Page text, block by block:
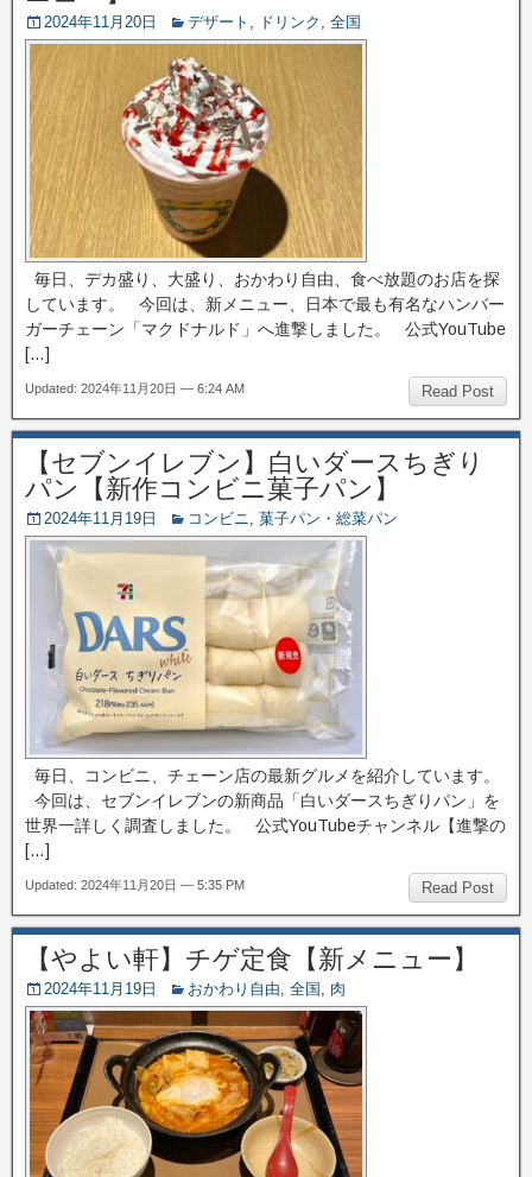
2024年11月20日 デザート , ドリンク , 全国
毎日、デカ盛り、大盛り、おかわり自由、食べ放題のお店を探
しています。 今回は、新メニュー、日本で最も有名なハンバー
ガーチェーン「マクドナルド」へ進撃しました。 公式YouTube
[…]
Read Post
Updated: 2024年11月20日 — 6:24 AM
【セブンイレブン】白いダースちぎり
パン【新作コンビニ菓子パン】
2024年11月19日 コンビニ, 菓子パン・総菜パン
毎日、コンビニ、チェーン店の最新グルメを紹介しています。
今回は、セブンイレブンの新商品「白いダースちぎりパン」を
世界一詳しく調査しました。 公式YouTubeチャンネル【進撃の
[…]
Read Post
Updated: 2024年11月20日 — 5:35 PM
【やよい軒】チゲ定食【新メニュー】
2024年11月19日 おかわり自由, 全国 , 肉